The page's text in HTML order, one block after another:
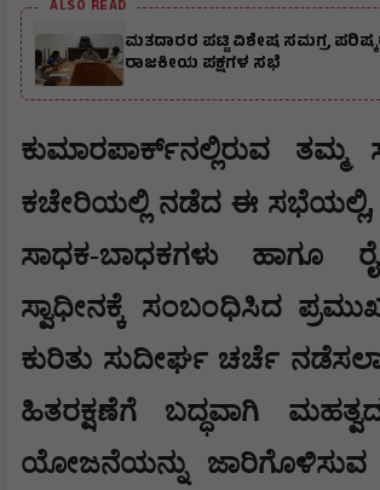
ALSO READ
ಮತದಾರರ ಪಟ್ಟಿ ವಿಶೇಷ ಸಮಗ್ರ
ರಾಜಕೀಯ ಪಕ್ಷಗಳ ಸಭೆ
​ಕುಮಾರಪಾರ್ಕ್‌ನಲ್ಲಿರುವ ತಮ್ಮ
ಕಚೇರಿಯಲ್ಲಿ ನಡೆದ ಈ ಸಭೆಯಲ್ಲಿ,
ಸಾಧಕ-ಬಾಧಕಗಳು ಹಾಗೂ
ಸ್ವಾಧೀನಕ್ಕೆ ಸಂಬಂಧಿಸಿದ
ಕುರಿತು ಸುದೀರ್ಘ ಚರ್ಚೆ
ಹಿತರಕ್ಷಣೆಗೆ ಬದ್ಧವಾಗಿ
ಯೋಜನೆಯನ್ನು ಜಾರಿಗೊಳಿಸುವ